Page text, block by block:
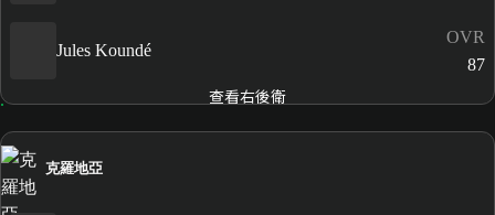
Jules Koundé
OVR
87
查看右後衛
克羅地亞